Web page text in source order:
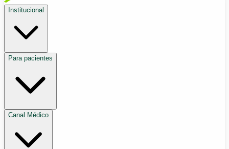
Institucional
Para pacientes
Canal Médico